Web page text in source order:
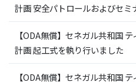
計画 安全パトロールおよびセミ
【ODA無償】セネガル共和国
計画 起工式を執り行いました
【ODA無償】セネガル共和国